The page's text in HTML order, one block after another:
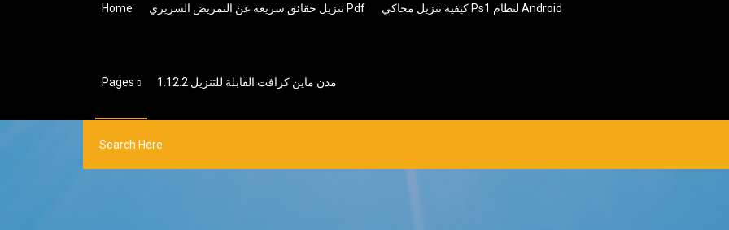
Home تنزيل حقائق سريعة عن التمريض السريري Pdf كيفية تنزيل محاكي Ps1 لنظام Android
Pages مدن ماين كرافت القابلة للتنزيل 1.12.2